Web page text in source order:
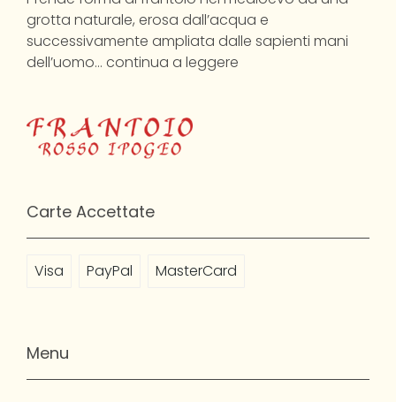
grotta naturale, erosa dall’acqua e
successivamente ampliata dalle sapienti mani
dell’uomo… continua a leggere
Carte Accettate
Visa PayPal MasterCard
Menu